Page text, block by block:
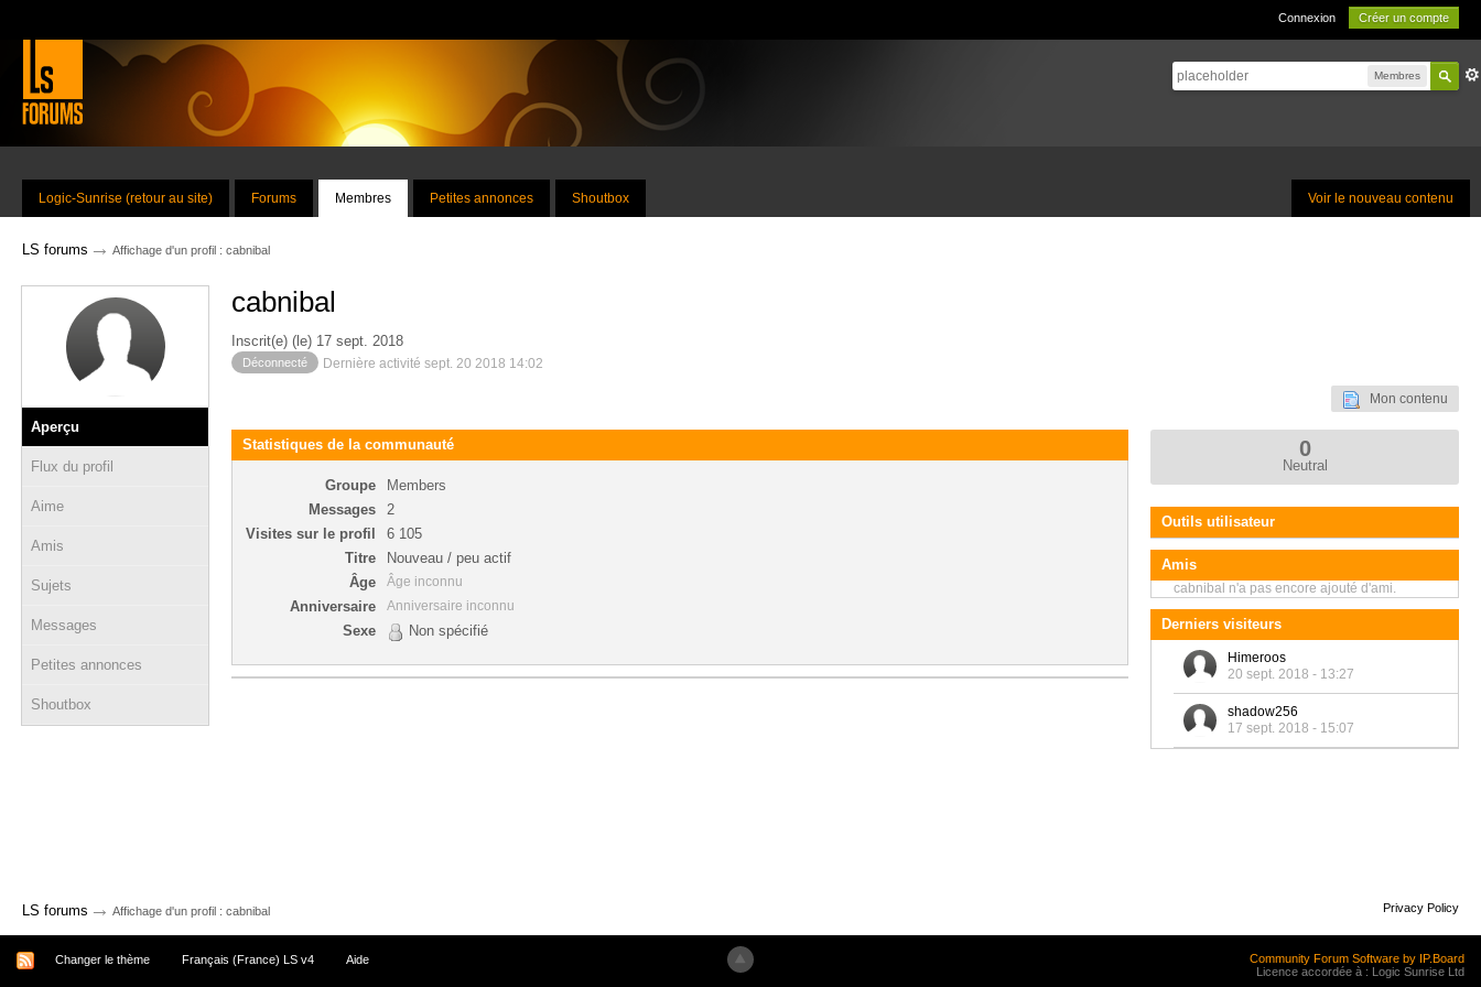
Connexion Créer un compte
Membres
Voir le nouveau contenu
Logic-Sunrise (retour au site) Forums Membres Petites annonces Shoutbox
LS forums → Affichage d'un profil : cabnibal
Aperçu
Flux du profil
Aime
Amis
Sujets
Messages
Petites annonces
Shoutbox
cabnibal
Inscrit(e) (le) 17 sept. 2018
Déconnecté Dernière activité sept. 20 2018 14:02
Mon contenu
Statistiques de la communauté
Groupe
Members
Messages
2
Visites sur le profil
6 105
Titre
Nouveau / peu actif
Âge
Âge inconnu
Anniversaire Anniversaire inconnu
Sexe Non spécifié
0
Neutral
Outils utilisateur
Amis
cabnibal n'a pas encore ajouté d'ami.
Derniers visiteurs
Himeroos
20 sept. 2018 - 13:27
shadow256
17 sept. 2018 - 15:07
LS forums → Affichage d'un profil : cabnibal Privacy Policy
Changer le thème Français (France) LS v4 Aide
Community Forum Software by IP.Board
Licence accordée à : Logic Sunrise Ltd